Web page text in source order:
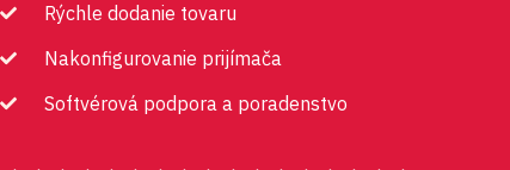
Rýchle dodanie tovaru
Nakonfigurovanie prijímača
Softvérová podpora a poradenstvo